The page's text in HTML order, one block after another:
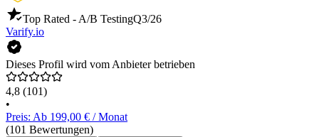
Top Rated - A/B TestingQ3/26
Varify.io
Dieses Profil wird vom Anbieter betrieben
4,8 (101)
•
Preis: Ab 199,00 € / Monat
(101 Bewertungen)